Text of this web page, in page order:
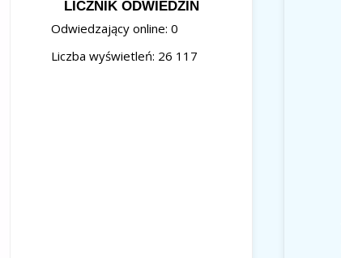
LICZNIK ODWIEDZIN
Odwiedzający online: 0
Liczba wyświetleń: 26 117